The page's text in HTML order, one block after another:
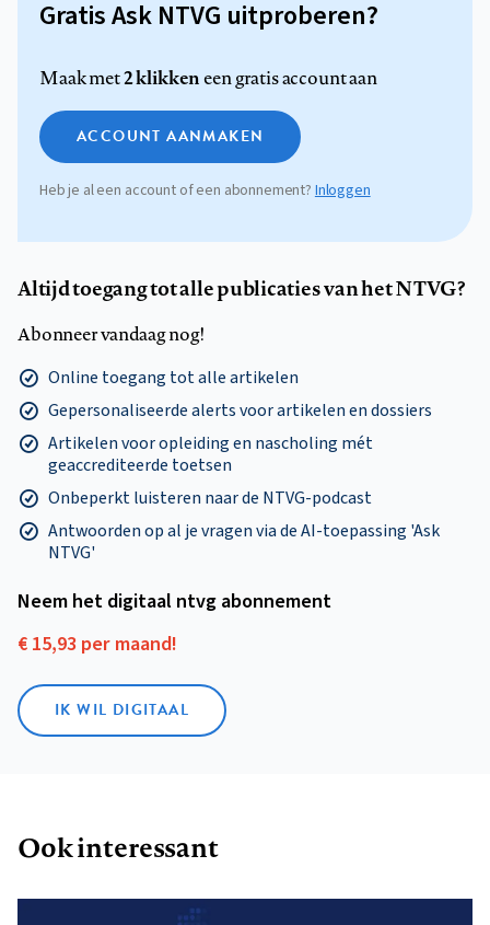
Gratis Ask NTVG uitproberen?
Maak met2 klikkeneen gratis account aan
ACCOUNT AANMAKEN
Heb je al een account of een abonnement? Inloggen
Altijd toegang tot alle publicaties van het NTVG?
Abonneer vandaag nog!
Online toegang tot alle artikelen
Gepersonaliseerde alerts voor artikelen en dossiers
Artikelen voor opleiding en nascholing mét
geaccrediteerde toetsen
Onbeperkt luisteren naar de NTVG-podcast
Antwoorden op al je vragen via de AI-toepassing 'Ask
NTVG'
Neem het digitaal ntvg abonnement
€ 15,93 per maand!
IK WIL DIGITAAL
Ook interessant